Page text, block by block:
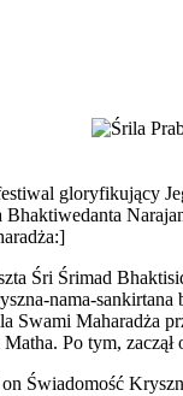
gloryfikujący
Śri Śrimad
nama-sankirtana
Maharadża
Po tym, zaczął
Świadomość